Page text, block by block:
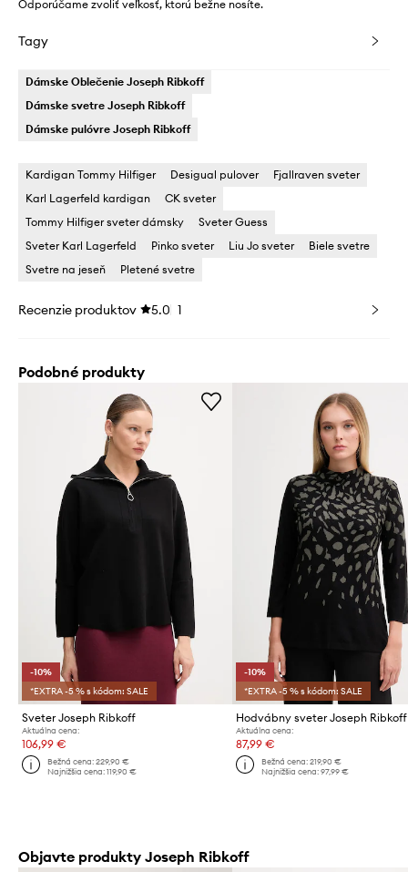
Odporúčame zvoliť veľkosť, ktorú bežne nosíte.
Tagy
Dámske Oblečenie Joseph Ribkoff
Dámske svetre Joseph Ribkoff
Dámske pulóvre Joseph Ribkoff
Kardigan Tommy Hilfiger Desigual pulover
Fjallraven sveter
Karl Lagerfeld kardigan
CK sveter
Tommy Hilfiger sveter dámsky
Sveter Guess
Sveter Karl Lagerfeld
Pinko sveter Liu Jo sveter
Biele svetre
Svetre na jeseň
Pletené svetre
Recenzie produktov 5.0 1
Podobné produkty
-10%
*EXTRA -5 % s kódom: SALE
Sveter Joseph Ribkoff
Aktuálna cena:
106,99 €
Bežná cena:229,90 €
Najnižšia cena:119,90 €
-10%
*EXTRA -5 % s kódom: SALE
Hodvábny sveter Joseph Ribkoff
Aktuálna cena:
87,99 €
Bežná cena: 219,90 €
Najnižšia cena: 97,99 €
Objavte produkty Joseph Ribkoff